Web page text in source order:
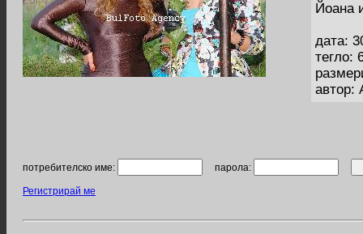
Йоана
дата:
тегло:
автор:
потребителско име: парола:
Регистрирай ме